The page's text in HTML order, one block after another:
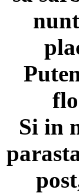
Si in